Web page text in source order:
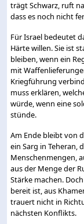
trägt Schwarz, ruft
dass es noch nicht
Für Israel bedeutet
Härte willen. Sie ist
bleiben, wenn ein
mit
Kriegführung
muss erklären,
würde, wenn eine
stünde.
Am Ende bleibt von
ein Sarg in Teheran,
Menschenmengen,
aus der Menge der
Stärke machen.
bereit ist, aus
trauert nicht in
nächsten Konflikts.